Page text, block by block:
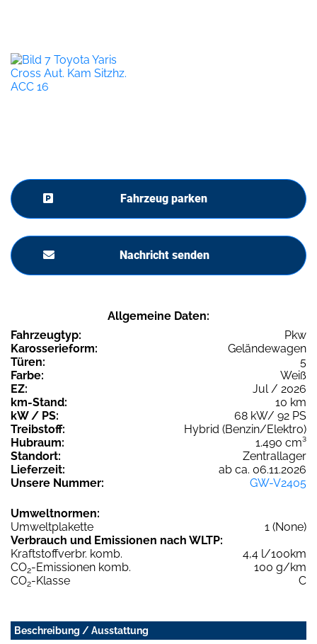
Fahrzeug parken
Nachricht senden
Allgemeine Daten:
Fahrzeugtyp:
Pkw
Karosserieform:
Geländewagen
Türen:
5
Farbe:
Weiß
EZ:
Jul / 2026
km-Stand:
10 km
kW / PS:
68 kW/ 92 PS
Treibstoff:
Hybrid (Benzin/Elektro)
Hubraum:
1.490 cm³
Standort:
Zentrallager
Lieferzeit:
ab ca. 06.11.2026
Unsere Nummer:
GW-V2405
Umweltnormen:
Umweltplakette
1 (None)
Verbrauch und Emissionen nach WLTP:
Kraftstoffverbr. komb.
4,4 l/100km
CO2-Emissionen komb.
100 g/km
CO2-Klasse C
Beschreibung / Ausstattung